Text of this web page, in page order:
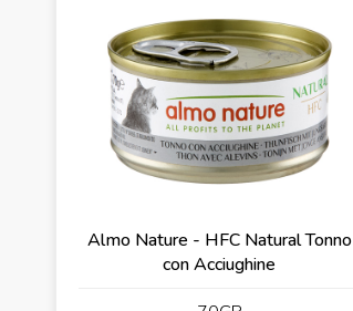
Almo Nature - HFC Natural Tonno
con Acciughine